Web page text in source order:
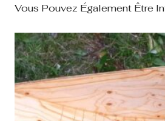
Vous Pouvez Également Être